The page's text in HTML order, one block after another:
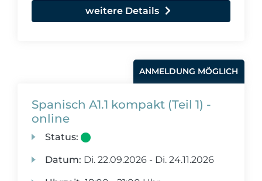
weitere Details
ANMELDUNG MÖGLICH
Spanisch A1.1 kompakt (Teil 1) -
online
Status:
Datum: Di. 22.09.2026 - Di. 24.11.2026